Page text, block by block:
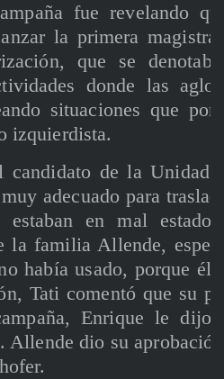
fue revelando
la primera
que se
donde las
situaciones que
izquierdista.
candidato de la Unidad
adecuado para
estaban en mal
la familia Allende,
había usado, porque él
Tati comentó que su
Enrique le dijo
Allende dio su